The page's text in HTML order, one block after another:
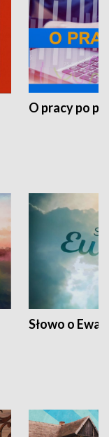
O pracy po
Słowo o